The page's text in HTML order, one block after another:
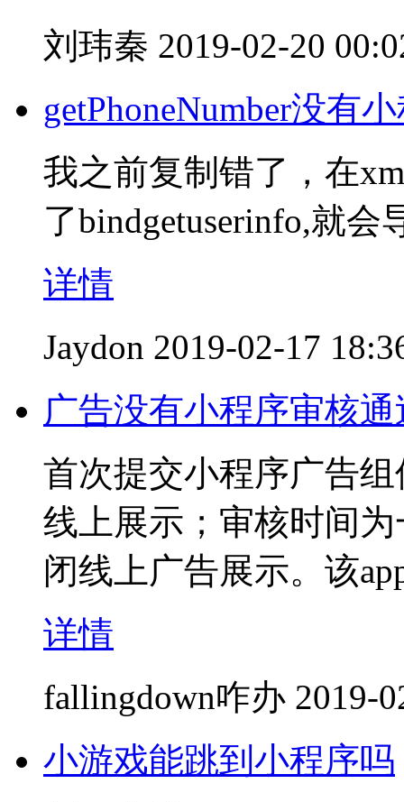
刘玮秦 2019-02-20
getPhoneNumber没有
我之前复制错了，在
了bindgetuserinfo,就
详情
Jaydon 2019-02-17
广告没有小程序审核
首次提交小程序广告
线上展示；审核时间
闭线上广告展示。该
详情
fallingdown咋办 2019-
小游戏能跳到小程序吗